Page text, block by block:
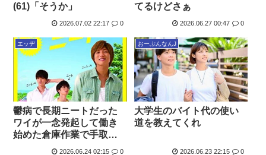
(61)「そうか」
2026.07.02 22:17 0
てるけどさぁ
2026.06.27 00:47 0
エッヂ
鬱病で長期ニートだった
ワイが一念発起して働き
始めた倉庫作業で手取り
足取り優しく教えてくれ
2026.06.24 02:15 0
おーぷんなんJ
大学生のバイト代の使い
道を教えてくれ
2026.06.23 22:15 0